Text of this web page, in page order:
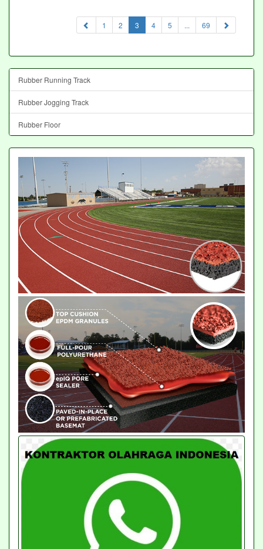
1 2 3 (current)
4 5 ... 69
Rubber Running Track
Rubber Jogging Track
Rubber Floor